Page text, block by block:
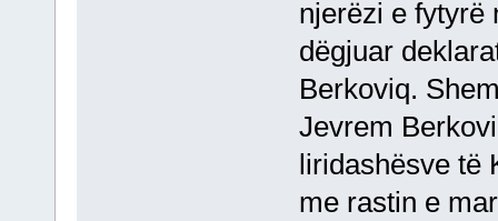
njerëzi e fytyrë
dëgjuar
Berkoviq.
Jevrem
liridashësve të
me rastin e